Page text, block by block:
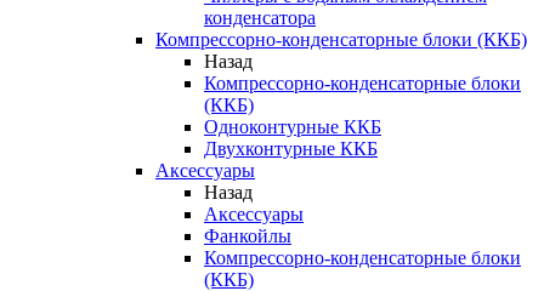
конденсатора
Компрессорно-конденсаторные блоки (ККБ)
Назад
Компрессорно-конденсаторные блоки
(ККБ)
Одноконтурные ККБ
Двухконтурные ККБ
Аксессуары
Назад
Аксессуары
Фанкойлы
Компрессорно-конденсаторные блоки
(ККБ)